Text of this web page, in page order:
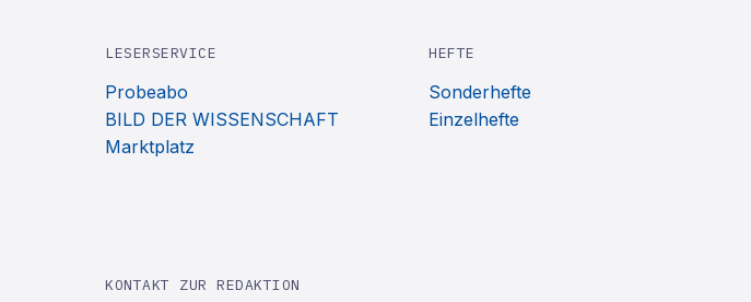
LESERSERVICE
Probeabo
BILD DER WISSENSCHAFT
Marktplatz
HEFTE
Sonderhefte
Einzelhefte
KONTAKT ZUR REDAKTION